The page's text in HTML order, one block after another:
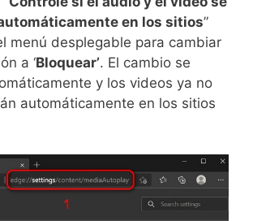
en los sitios”
menú desplegable para cambiar
a ‘Bloquear’. El cambio se
y los videos ya no
automáticamente en los sitios